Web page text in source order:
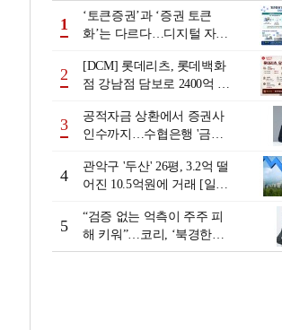
1
‘토큰증권’과 ‘증권 토큰
화’는 다르다…디지털 자본
2
[DCM] 롯데리츠, 롯데백화
점 강남점 담보로 2400억 조
3
공적자금 상환에서 증권사
인수까지…수협은행 '금융
행 금융그룹의 꿈①]
4
관악구 '두산' 26평, 3.2억 떨
어진 10.5억원에 거래 [일일
5
“검증 없는 억측이 주주 피
해 키워”…코리, ‘북경한미
미수채권 논란’ 정면 반박